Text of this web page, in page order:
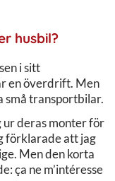
husbil?
i sitt
en överdrift. Men
små transportbilar.
deras monter för
förklarade att jag
Men den korta
ça ne m’intéresse